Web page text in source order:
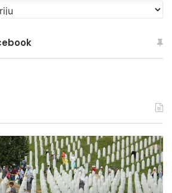
BIŠĆE
U
PREDVEČERJE